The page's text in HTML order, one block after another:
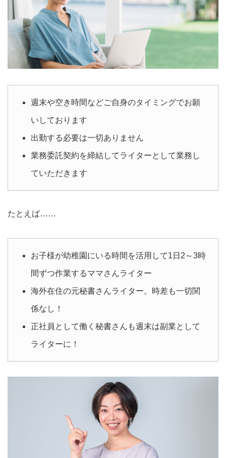
週末や空き時間などご自身のタイミングでお願
いしております
出勤する必要は一切ありません
業務委託契約を締結してライターとして業務し
ていただきます
たとえば……
お子様が幼稚園にいる時間を活用して1日2～3時
間ずつ作業するママさんライター
海外在住の元秘書さんライター。時差も一切関
係なし！
正社員として働く秘書さんも週末は副業として
ライターに！